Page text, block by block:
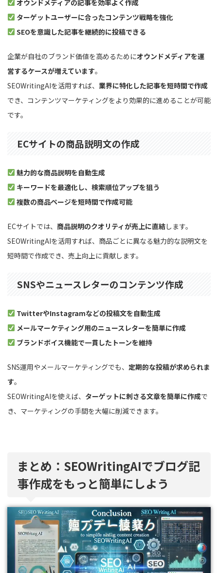
オウンドメディアの記事を効率よく作成
ターゲットユーザーに合ったコンテンツ戦略を強化
SEOを意識した記事を継続的に投稿できる
企業が自社のブランド価値を高めるためにオウンドメディアを運
営するケースが増えています。
SEOWritingAIを活用すれば、 業界に特化した記事を短時間で作成
でき、コンテンツマーケティングをより効果的に進めることが可能
です。
ECサイトの商品説明文の作成
魅力的な商品説明を自動生成
キーワードを最適化し、検索順位アップを狙う
複数の商品ページを短時間で作成可能
ECサイトでは、 商品説明のクオリティが売上に直結します。
SEOWritingAIを活用すれば、商品ごとに異なる魅力的な説明文を
短時間で作成でき、売上向上に貢献します。
SNSやニュースレターのコンテンツ作成
TwitterやInstagramなどの投稿文を自動生成
メールマーケティング用のニュースレターを簡単に作成
ブランドボイス機能で一貫したトーンを維持
SNS運用やメールマーケティングでも、 定期的な投稿が求められま
す。
SEOWritingAIを使えば、 ターゲットに刺さる文章を簡単に作成で
き、マーケティングの手間を大幅に削減できます。
まとめ：SEOWritingAIでブログ記
事作成をもっと簡単にしよう